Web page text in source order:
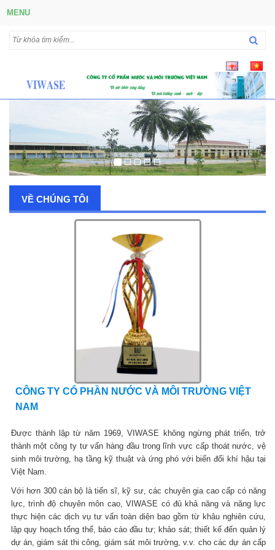
MENU
VỀ CHÚNG TÔI
CÔNG TY CỔ PHẦN NƯỚC VÀ MÔI TRƯỜNG VIỆT
NAM
Được thành lập từ năm 1969, VIWASE không ngừng phát triển, trở
thành một công ty tư vấn hàng đầu trong lĩnh vực cấp thoát nước, vệ
sinh môi trường, hạ tầng kỹ thuật và ứng phó với biến đổi khí hậu tại
Việt Nam.
Với hơn 300 cán bộ là tiến sĩ, kỹ sư, các chuyên gia cao cấp có năng
lực, trình độ chuyên môn cao, VIWASE có đủ khả năng và năng lực
thực hiện các dịch vụ tư vấn toàn diện bao gồm từ khâu nghiên cứu,
lập quy hoạch tổng thể, báo cáo đầu tư; khảo sát; thiết kế đến quản lý
dự án, giám sát thi công, giám sát môi trường, v.v. cho các dự án cấp